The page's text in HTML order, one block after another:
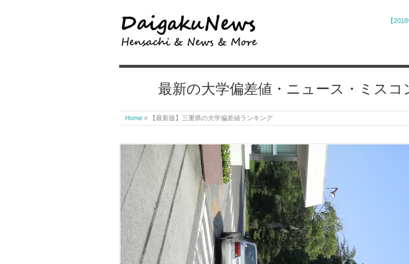
【
最新の大学偏差値・ニュース・ミス
Home » 【最新版】三重県の大学偏差値ランキング